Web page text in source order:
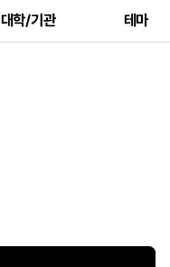
대학/기관 테마